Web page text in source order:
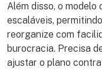
Além disso, o
escaláveis,
reorganize com
burocracia. Precisa
ajustar o plano